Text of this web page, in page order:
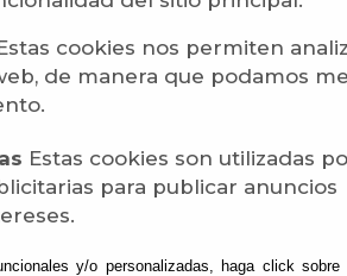
cookies nos permiten
de manera que podamos
Estas cookies son utilizadas
para publicar anuncios
y/o personalizadas, haga click sobre
de redes públicas de
reglamento (artículo 8, 1, b)
que les permita conectarse a
de acceso electrónico de